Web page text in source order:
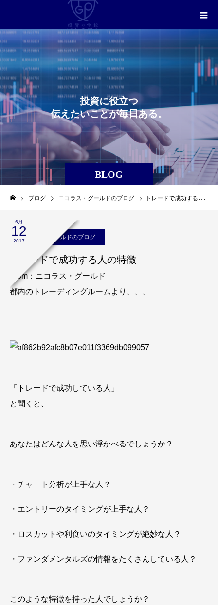
BLOG
投資に役立つ
伝え たいことが毎日ある。
ブログ ニコラス・グールドのブログ トレードで成功する人の特徴
6月
12
2017
ニコラス・グールドのブログ
トレードで成功する人の特徴
From：ニコラス・グールド
都内のトレーディングルームより、、、
「トレードで成功している人」
と聞くと、
あなたはどんな人を思い浮かべるでしょうか？
・チャート分析が上手な人？
・エントリーのタイミングが上手な人？
・ロスカットや利食いのタイミングが絶妙な人？
・ファンダメンタルズの情報をたくさんしている人？
このような特徴を持った人でしょうか？